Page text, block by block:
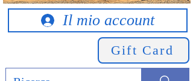
Il mio account
Gift Card